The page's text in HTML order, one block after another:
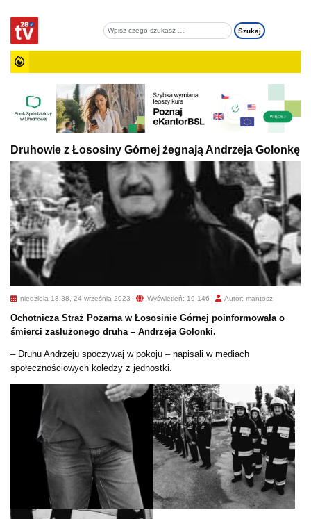
Druhowie z Łososiny Górnej żegnają Andrzeja Golonkę
niedziela 18:38, 24 września 2023 Wyświetleń: 19 146 Autor: mantosz
Ochotnicza Straż Pożarna w Łososinie Górnej poinformowała o
śmierci zasłużonego druha – Andrzeja Golonki.
– Druhu Andrzeju spoczywaj w pokoju – napisali w mediach
społecznościowych koledzy z jednostki.